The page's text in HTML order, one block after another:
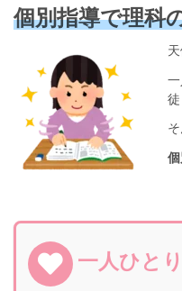
個別指導で理科
徒
一人ひと